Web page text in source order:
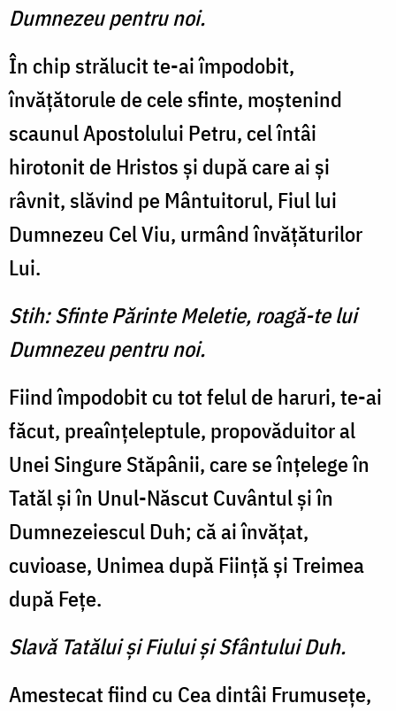
Dumnezeu pentru noi.
În chip strălucit te-ai împodobit,
învăţătorule de cele sfinte, moştenind
scaunul Apostolului Petru, cel întâi
hirotonit de Hristos şi după care ai şi
râvnit, slăvind pe Mântuitorul, Fiul lui
Dumnezeu Cel Viu, urmând învăţăturilor
Lui.
Stih: Sfinte Părinte Meletie, roagă-te lui
Dumnezeu pentru noi.
Fiind împodobit cu tot felul de haruri, te-ai
făcut, preaînţeleptule, propovăduitor al
Unei Singure Stăpânii, care se înţelege în
Tatăl şi în Unul-Născut Cuvântul şi în
Dumnezeiescul Duh; că ai învăţat,
cuvioase, Unimea după Fiinţă şi Treimea
după Feţe.
Slavă Tatălui şi Fiului şi Sfântului Duh.
Amestecat fiind cu Cea dintâi Frumuseţe,